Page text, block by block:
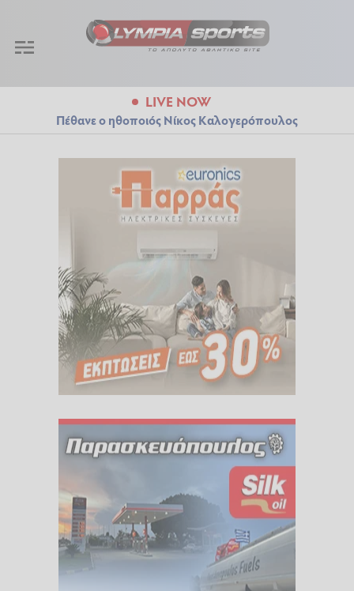
LIVE NOW
Πέθανε ο ηθοποιός Νίκος Καλογερόπουλος